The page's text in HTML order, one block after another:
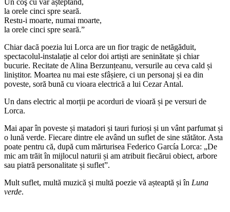
la orele cinci spre seară.
Restu-i moarte, numai moarte,
la orele cinci spre seară.”
Chiar dacă poezia lui Lorca are un fior tragic de netăgăduit,
spectacolul-instalație al celor doi artiști are seninătate și chiar
bucurie. Recitate de Alina Berzunțeanu, versurile au ceva cald și
liniștitor. Moartea nu mai este sfâșiere, ci un personaj și ea din
poveste, soră bună cu vioara electrică a lui Cezar Antal.
Un dans electric al morții pe acorduri de vioară și pe versuri de
Lorca.
Mai apar în poveste și matadori și tauri furioși și un vânt parfumat și
o lună verde. Fiecare dintre ele având un suflet de sine stătător. Asta
poate pentru că, după cum mărturisea Federico García Lorca: „De
mic am trăit în mijlocul naturii și am atribuit fiecărui obiect, arbore
sau piatră personalitate și suflet”.
Mult suflet, multă muzică și multă poezie vă așteaptă și în Luna
verde.